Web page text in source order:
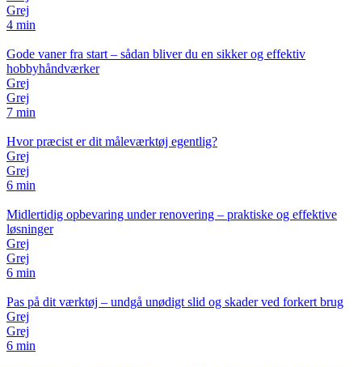
Grej
4 min
Gode vaner fra start – sådan bliver du en sikker og effektiv
hobbyhåndværker
Grej
Grej
7 min
Hvor præcist er dit måleværktøj egentlig?
Grej
Grej
6 min
Midlertidig opbevaring under renovering – praktiske og effektive
løsninger
Grej
Grej
6 min
Pas på dit værktøj – undgå unødigt slid og skader ved forkert brug
Grej
Grej
6 min